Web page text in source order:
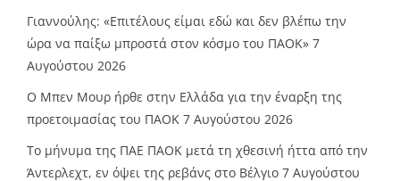
Γιαννούλης: «Επιτέλους είμαι εδώ και δεν βλέπω την
ώρα να παίξω μπροστά στον κόσμο του ΠΑΟΚ» 7
Αυγούστου 2026
O Mπεν Μουρ ήρθε στην Ελλάδα για την έναρξη της
προετοιμασίας του ΠΑΟΚ 7 Αυγούστου 2026
Το μήνυμα της ΠΑΕ ΠΑΟΚ μετά τη χθεσινή ήττα από την
Άντερλεχτ, εν όψει της ρεβάνς στο Βέλγιο 7 Αυγούστου